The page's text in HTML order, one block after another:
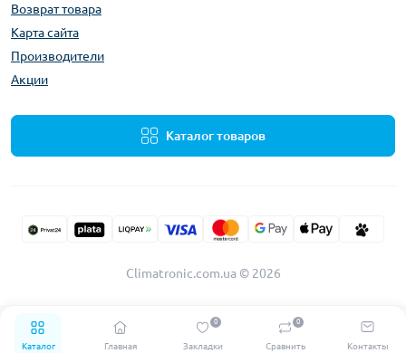
Каталог Главная Закладки
0
Сравнить
0
Контакты
Возврат товара
Карта сайта
Производители
Акции
Каталог товаров
Climatronic.com.ua © 2026